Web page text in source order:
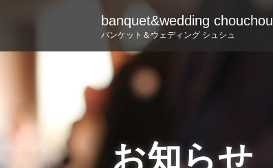
banquet&wedding chouchou
バンケット＆ウェディング シュシュ
お知らせ